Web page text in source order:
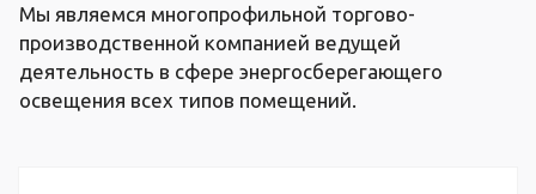
Мы являемся многопрофильной торгово-
производственной компанией ведущей
деятельность в сфере энергосберегающего
освещения всех типов помещений.